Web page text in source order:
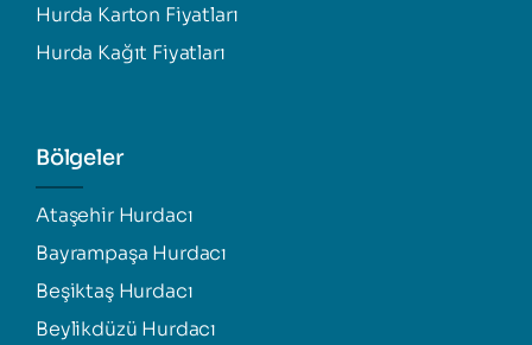
Hurda Karton Fiyatları
Hurda Kağıt Fiyatları
Bölgeler
Ataşehir Hurdacı
Bayrampaşa Hurdacı
Beşiktaş Hurdacı
Beylikdüzü Hurdacı